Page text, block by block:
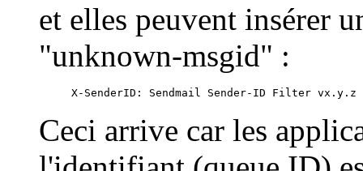
et elles peuvent insérer
"unknown-msgid" :
Ceci arrive car les